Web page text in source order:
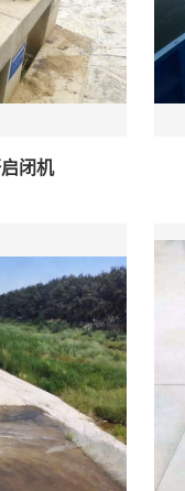
闭机